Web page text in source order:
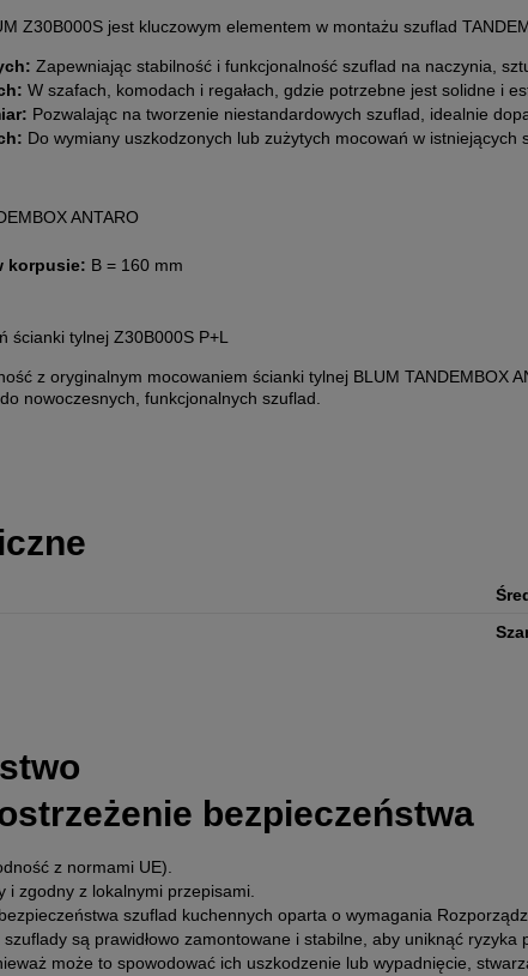
Z30B000S jest kluczowym elementem w montażu szuflad
Zapewniając stabilność i funkcjonalność szuflad na naczynia,
W szafach, komodach i regałach, gdzie potrzebne jest solidne i
Pozwalając na tworzenie niestandardowych szuflad, idealnie
Do wymiany uszkodzonych lub zużytych mocowań w istniejących
ANTARO
korpusie: B = 160 mm
ścianki tylnej Z30B000S P+L
z oryginalnym mocowaniem ścianki tylnej BLUM TANDEMBOX
nowoczesnych, funkcjonalnych szuflad.
bezpieczeństwa
z normami UE).
i zgodny z lokalnymi przepisami.
szuflad kuchennych oparta o wymagania
są prawidłowo zamontowane i stabilne, aby uniknąć
może to spowodować ich uszkodzenie lub wypadnięcie,